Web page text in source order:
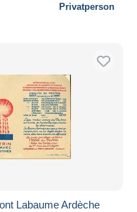
Privatperson
Labaume Ardèche